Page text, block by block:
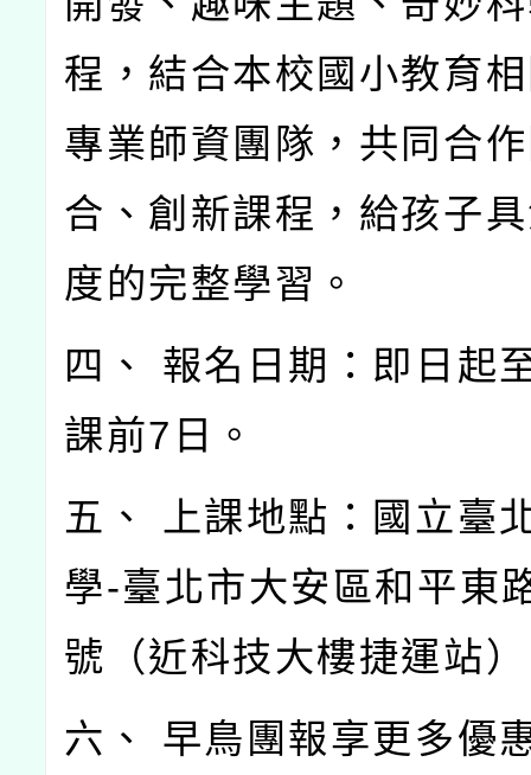
程，結合本校國小教育
專業師資團隊，共同合
合、創新課程，給孩子
度的完整學習。
四、 報名日期：即日起
課前7日。
五、 上課地點：國立臺
學-臺北市大安區和平東
號（近科技大樓捷運站
六、 早鳥團報享更多優